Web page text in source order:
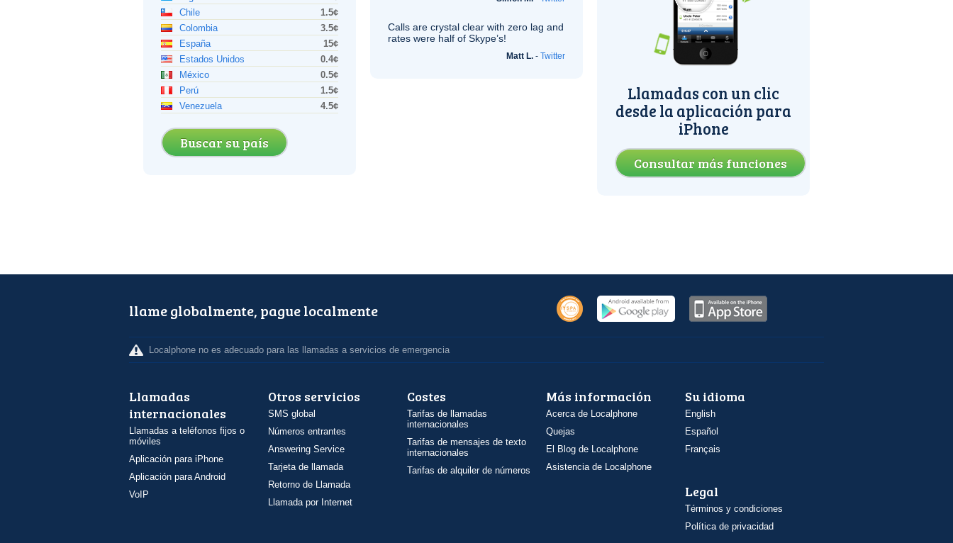
Chile
1.5¢
Colombia
3.5¢
España
15¢
Estados Unidos
0.4¢
México
0.5¢
Perú
1.5¢
Venezuela
4.5¢
Buscar su país
Calls are crystal clear with zero lag and
rates were half of Skype’s!
Matt L. - Twitter
Llamadas con un clic
desde la aplicación para
iPhone
Consultar más funciones
llame globalmente, pague localmente
Localphone no es adecuado para las llamadas a servicios de emergencia
Llamadas
internacionales
Llamadas a teléfonos fijos o
móviles
Aplicación para iPhone
Aplicación para Android
VoIP
Otros servicios
SMS global
Números entrantes
Answering Service
Tarjeta de llamada
Retorno de Llamada
Llamada por Internet
Costes
Tarifas de llamadas
internacionales
Tarifas de mensajes de texto
internacionales
Tarifas de alquiler de números
Más información
Acerca de Localphone
Quejas
El Blog de Localphone
Asistencia de Localphone
Su idioma
English
Español
Français
Legal
Términos y condiciones
Política de privacidad